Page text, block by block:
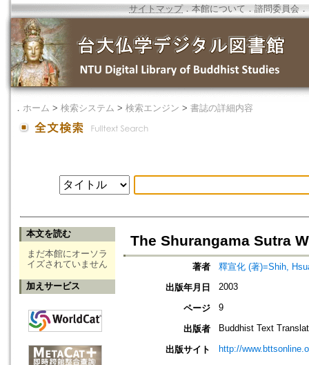
サイトマップ．本館について ． 諮問委員会 ．
． ホーム > 検索システム > 検索エンジン > 書誌の詳細内容
本文を読む
まだ本館にオーソラ
イズされていません
加えサービス
The Shurangama Sutra
著者
釋宣化 (著)=Shih,
出版年月日
2003
ページ 9
出版者 Buddhist Text
出版サイト http://